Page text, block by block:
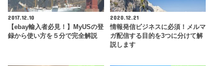
2017.12.10
【ebay輸入者必見！】MyUSの登
録から使い方を５分で完全解説
2020.12.21
情報発信ビジネスに必須！メルマ
ガ配信する目的を3つに分けて解
説します